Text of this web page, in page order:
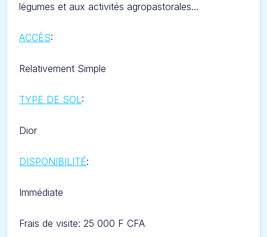
légumes et aux activités agropastorales…
ACCÈS:
Relativement Simple
TYPE DE SOL:
Dior
DISPONIBILITÉ:
Immédiate
Frais de visite: 25 000 F CFA